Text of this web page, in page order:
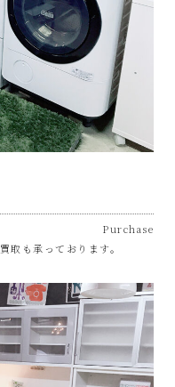
Purchase
も承っております。